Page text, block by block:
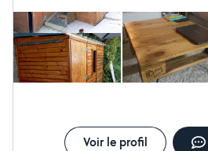
Voir le profil